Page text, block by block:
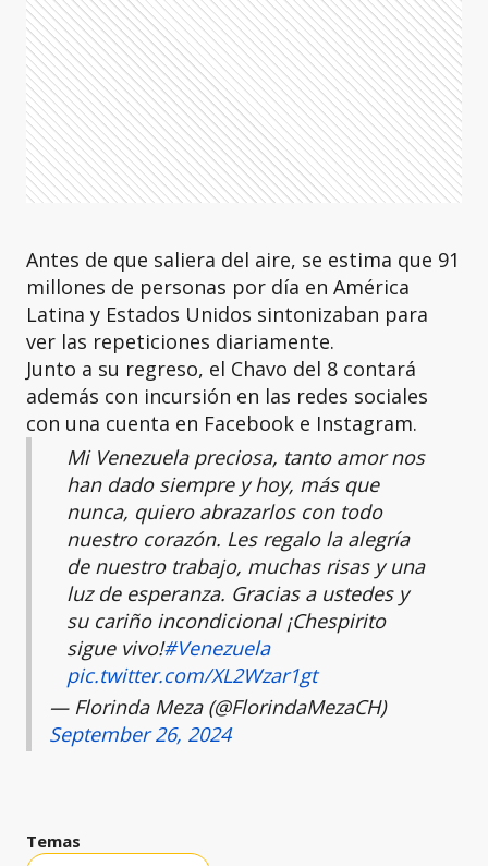
Antes de que saliera del aire, se estima que 91
millones de personas por día en América
Latina y Estados Unidos sintonizaban para
ver las repeticiones diariamente.
Junto a su regreso, el Chavo del 8 contará
además con incursión en las redes sociales
con una cuenta en Facebook e Instagram.
Mi Venezuela preciosa, tanto amor nos
han dado siempre y hoy, más que
nunca, quiero abrazarlos con todo
nuestro corazón. Les regalo la alegría
de nuestro trabajo, muchas risas y una
luz de esperanza. Gracias a ustedes y
su cariño incondicional ¡Chespirito
sigue vivo!#Venezuela
pic.twitter.com/XL2Wzar1gt
— Florinda Meza (@FlorindaMezaCH)
September 26, 2024
Temas